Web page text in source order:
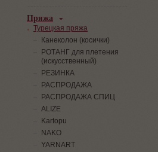
Пряжа
Турецкая пряжа
Канеколон (косички)
РОТАНГ для плетения
(искусственный)
PЕЗИНКА
РАСПРОДАЖА
РАСПРОДАЖА СПИЦ
ALIZE
Kartopu
NAKO
YARNART